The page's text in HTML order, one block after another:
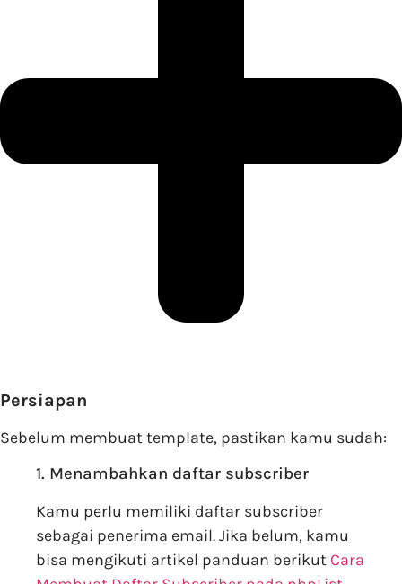
Persiapan
Sebelum membuat template, pastikan kamu sudah:
1. Menambahkan daftar subscriber
Kamu perlu memiliki daftar subscriber
sebagai penerima email. Jika belum, kamu
bisa mengikuti artikel panduan berikut Cara